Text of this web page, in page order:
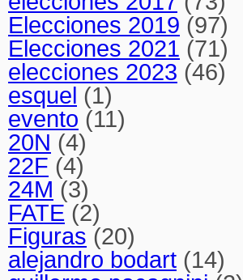
Elecciones 2019 (97)
Elecciones 2021 (71)
elecciones 2023 (46)
esquel (1)
evento (11)
20N (4)
22F (4)
24M (3)
FATE (2)
Figuras (20)
alejandro bodart (14)